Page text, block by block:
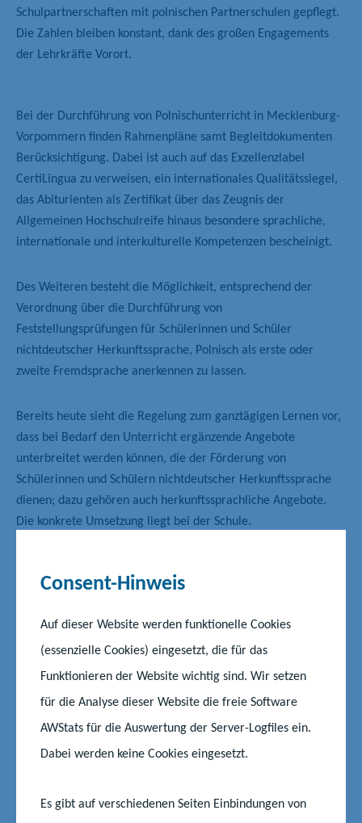
Consent-Hinweis
Auf dieser Website werden funktionelle Cookies
(essenzielle Cookies) eingesetzt, die für das
Funktionieren der Website wichtig sind. Wir setzen
für die Analyse dieser Website die freie Software
AWStats für die Auswertung der Server-Logfiles ein.
Dabei werden keine Cookies eingesetzt.
Es gibt auf verschiedenen Seiten Einbindungen von
Schulpartnerschaften mit polnischen Partnerschulen gepflegt.
Die Zahlen bleiben konstant, dank des großen Engagements
der Lehrkräfte Vorort.
Bei der Durchführung von Polnischunterricht in Mecklenburg-
Vorpommern finden Rahmenpläne samt Begleitdokumenten
Berücksichtigung. Dabei ist auch auf das Exzellenzlabel
CertiLingua zu verweisen, ein internationales Qualitätssiegel,
das Abiturienten als Zertifikat über das Zeugnis der
Allgemeinen Hochschulreife hinaus besondere sprachliche,
internationale und interkulturelle Kompetenzen bescheinigt.
Des Weiteren besteht die Möglichkeit, entsprechend der
Verordnung über die Durchführung von
Feststellungsprüfungen für Schülerinnen und Schüler
nichtdeutscher Herkunftssprache, Polnisch als erste oder
zweite Fremdsprache anerkennen zu lassen.
Bereits heute sieht die Regelung zum ganztägigen Lernen vor,
dass bei Bedarf den Unterricht ergänzende Angebote
unterbreitet werden können, die der Förderung von
Schülerinnen und Schülern nichtdeutscher Herkunftssprache
dienen; dazu gehören auch herkunftssprachliche Angebote.
Die konkrete Umsetzung liegt bei der Schule.
Verordnung über die Durchführung von
Feststellungsprüfungen
Ganztägiges Lernen